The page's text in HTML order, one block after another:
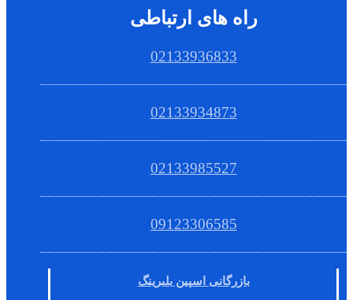
راه های ارتباطی
02133936833
02133934873
02133985527
09123306585
بازرگانی اسپین بلبرینگ